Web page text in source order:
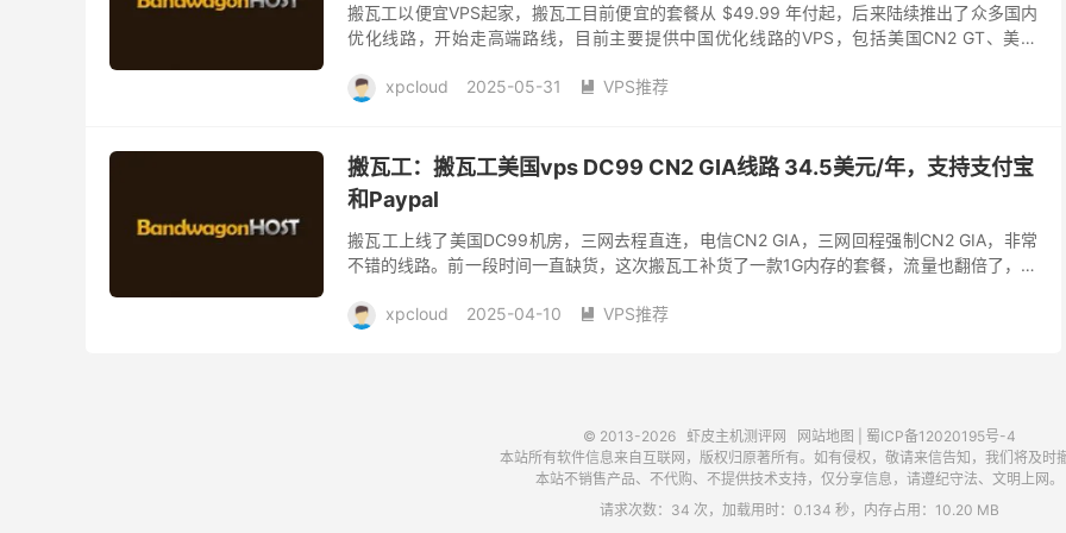
搬瓦工以便宜VPS起家，搬瓦工目前便宜的套餐从 $49.99 年付起，后来陆续推出了众多国内
优化线路，开始走高端路线，目前主要提供中国优化线路的VPS，包括美国CN2 GT、美国
xpcloud
2025-05-31  VPS推荐
搬瓦工：搬瓦工美国vps DC99 CN2 GIA线路 34.5美元/年，支持支付宝
和Paypal
搬瓦工上线了美国DC99机房，三网去程直连，电信CN2 GIA，三网回程强制CN2 GIA，非常
不错的线路。前一段时间一直缺货，这次搬瓦工补货了一款1G内存的套餐，流量也翻倍了，性
xpcloud
2025-04-10  VPS推荐
© 2013-2026 虾皮主机测评网 网站地图
蜀ICP备12020195号-4
本站所有软件信息来自互联网，版权归原著所有。如有侵权，敬请来信告知，我们将及时
本站不销售产品、不代购、不提供技术支持，仅分享信息，请遵纪守法、文明上网。
请求次数：34 次，加载用时：0.134 秒，内存占用：10.20 MB